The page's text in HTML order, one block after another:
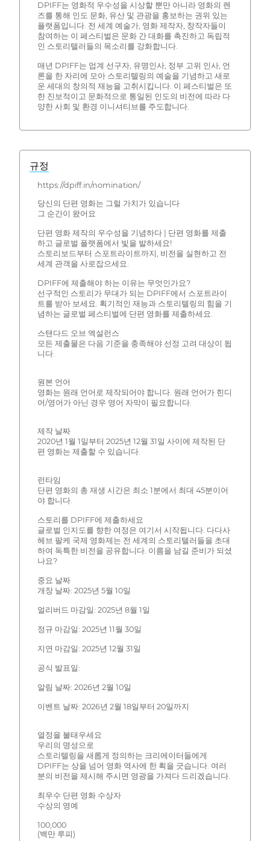
DPIFF는 영화적 우수성을 시상할 뿐만 아니라 영화의 렌
즈를 통해 인도 문화, 유산 및 관광을 홍보하는 권위 있는
플랫폼입니다. 전 세계 예술가, 영화 제작자, 창작자들이
참여하는 이 페스티벌은 문화 간 대화를 촉진하고 독립적
인 스토리텔러들의 목소리를 강화합니다.
매년 DPIFF는 업계 선구자, 유명인사, 정부 고위 인사, 언
론을 한 자리에 모아 스토리텔링의 예술을 기념하고 새로
운 세대의 창의적 재능을 고취시킵니다. 이 페스티벌은 또
한 진보적이고 문화적으로 통일된 인도의 비전에 따라 다
양한 사회 및 환경 이니셔티브를 주도합니다.
규정
https://dpiff.in/nomination/
당신의 단편 영화는 그럴 가치가 있습니다
그 순간이 왔어요
단편 영화 제작의 우수성을 기념하다 | 단편 영화를 제출
하고 글로벌 플랫폼에서 빛을 발하세요!
스토리보드부터 스포트라이트까지, 비전을 실현하고 전
세계 관객을 사로잡으세요.
DPIFF에 제출해야 하는 이유는 무엇인가요?
선구적인 스토리가 무대가 되는 DPIFF에서 스포트라이
트를 받아 보세요. 획기적인 재능과 스토리텔링의 힘을 기
념하는 글로벌 페스티벌에 단편 영화를 제출하세요.
스탠다드 오브 엑설런스
모든 제출물은 다음 기준을 충족해야 선정 고려 대상이 됩
니다.
원본 언어
영화는 원래 언어로 제작되어야 합니다. 원래 언어가 힌디
어/영어가 아닌 경우 영어 자막이 필요합니다.
제작 날짜
2020년 1월 1일부터 2025년 12월 31일 사이에 제작된 단
편 영화는 제출할 수 있습니다.
런타임
단편 영화의 총 재생 시간은 최소 1분에서 최대 45분이어
야 합니다.
스토리를 DPIFF에 제출하세요
글로벌 인지도를 향한 여정은 여기서 시작됩니다. 다다사
헤브 팔케 국제 영화제는 전 세계의 스토리텔러들을 초대
하여 독특한 비전을 공유합니다. 이름을 남길 준비가 되셨
나요?
중요 날짜
개장 날짜: 2025년 5월 10일
얼리버드 마감일: 2025년 8월 1일
정규 마감일: 2025년 11월 30일
지연 마감일: 2025년 12월 31일
공식 발표일:
알림 날짜: 2026년 2월 10일
이벤트 날짜: 2026년 2월 18일부터 20일까지
열정을 불태우세요
우리의 명성으로
스토리텔링을 새롭게 정의하는 크리에이터들에게
DPIFF는 상을 넘어 영화 역사에 한 획을 긋습니다. 여러
분의 비전을 제시해 주시면 영광을 가져다 드리겠습니다.
최우수 단편 영화 수상자
수상의 영예
100,000
(백만 루피)